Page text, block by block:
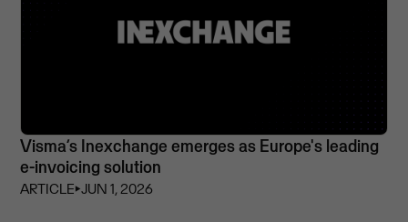
Visma’s Inexchange emerges as Europe's leading
e-invoicing solution
ARTICLE⏵JUN 1, 2026